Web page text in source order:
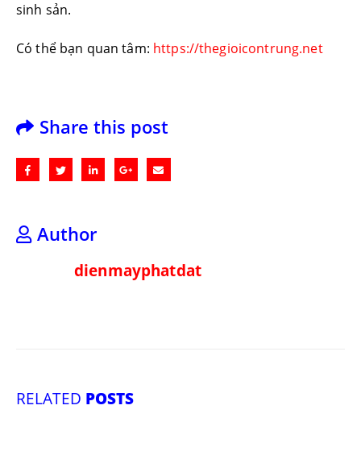
sinh sản.
Có thể bạn quan tâm: https://thegioicontrung.net
Share this post
Author
dienmayphatdat
RELATED POSTS